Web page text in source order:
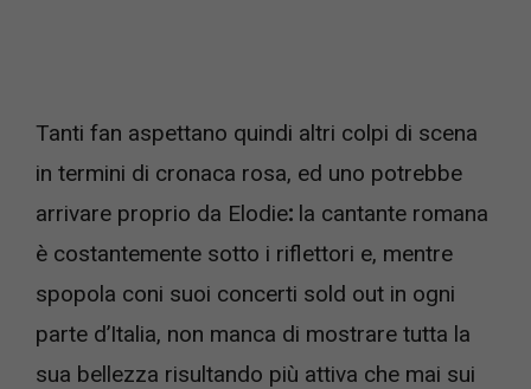
Tanti fan aspettano quindi altri colpi di scena
in termini di cronaca rosa, ed uno potrebbe
arrivare proprio da Elodie: la cantante romana
è costantemente sotto i riflettori e, mentre
spopola coni suoi concerti sold out in ogni
parte d’Italia, non manca di mostrare tutta la
sua bellezza risultando più attiva che mai sui